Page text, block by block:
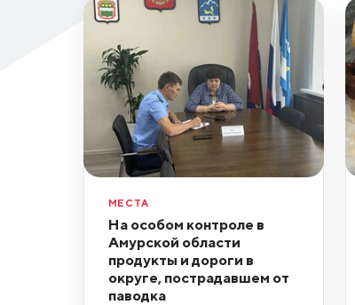
МЕСТА
На особом контроле в
Амурской области
продукты и дороги в
округе, пострадавшем от
паводка